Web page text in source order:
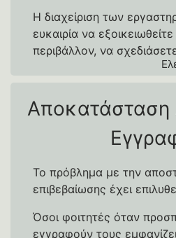
Η διαχείριση των
ευκαιρία να
περιβάλλον, να
υποδομές ή να
αποκτώντας ταυτόχρονα
Με το πέρας της θητείας
διαχειριστές, θα λάβετε
βεβαιώνει την προσφορά
τις υπηρεσίες/projects στα
συνεισφέρατε.
Αποκατάσταση
Το πρόβλημα με την
επιβεβαίωσης έχει
Όσοι φοιτητές όταν
εγγραφούν τους εμφανίζει